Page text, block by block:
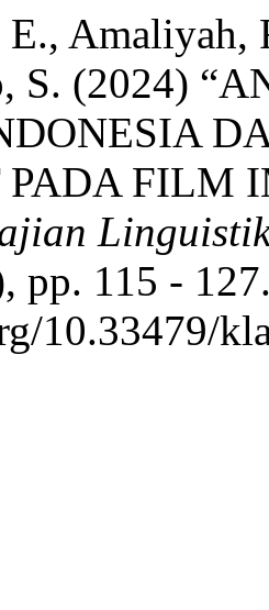
Amaliyah,
S. (2024)
PADA FILM
pp. 115 -
10.33479/